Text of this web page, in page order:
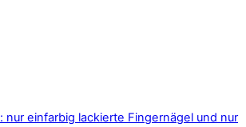
nur einfarbig lackierte Fingernägel und nur